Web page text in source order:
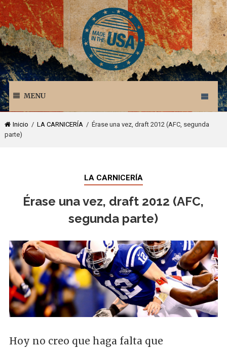
MENU
Inicio / LA CARNICERÍA/ Érase una vez, draft 2012 (AFC, segunda
parte)
LA CARNICERÍA
Érase una vez, draft 2012 (AFC,
segunda parte)
Hoy no creo que haga falta que